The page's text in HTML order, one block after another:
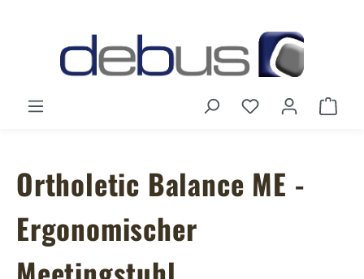
Du hast 0
Ortholetic Balance ME -
Ergonomischer